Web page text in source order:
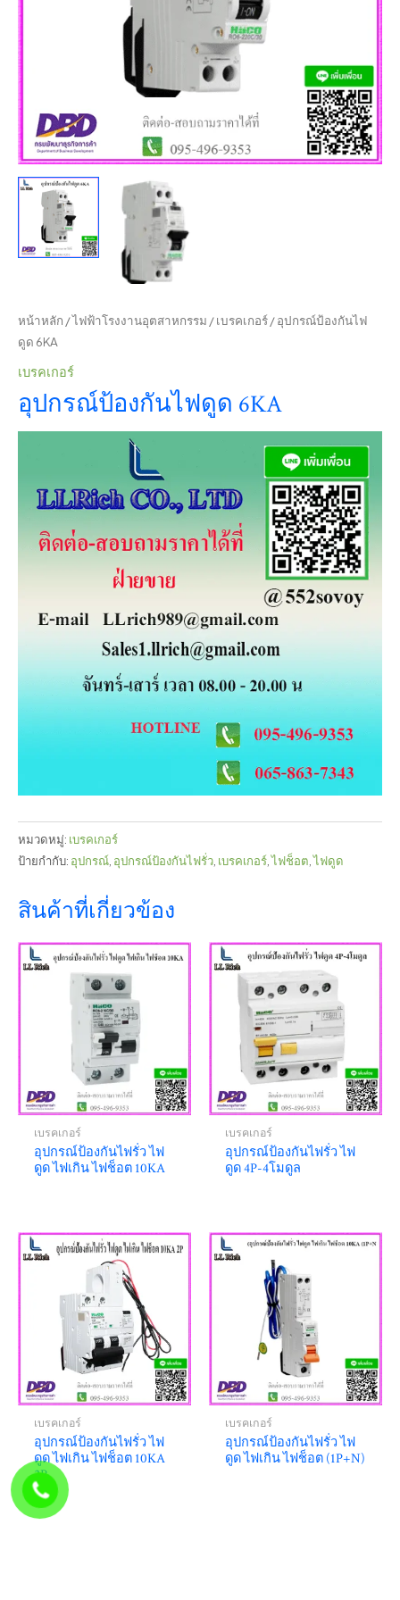
หน้าหลัก /ไฟฟ้าโรงงานอุตสาหกรรม /เบรคเกอร์/ อุปกรณ์ป้องกันไฟ
ดูด 6KA
เบรคเกอร์
อุปกรณ์ป้องกันไฟดูด 6KA
หมวดหมู่: เบรคเกอร์
ป้ายกำกับ: อุปกรณ์ อุปกรณ์ป้องกันไฟรั่ว เบรคเกอร์ ,ไฟช็อต ,ไฟดูด
สินค้าที่เกี่ยวข้อง
เบรคเกอร์
อุปกรณ์ป้องกันไฟรั่ว ไฟ
ดูด ไฟเกิน ไฟช็อต 10KA
เบรคเกอร์
อุปกรณ์ป้องกันไฟรั่ว ไฟ
ดูด 4P-4โมดูล
เบรคเกอร์
อุปกรณ์ป้องกันไฟรั่ว ไฟ
ดูด ไฟเกิน ไฟช็อต 10KA
2P
เบรคเกอร์
อุปกรณ์ป้องกันไฟรั่ว ไฟ
ดูด ไฟเกิน ไฟช็อต (1P+N)